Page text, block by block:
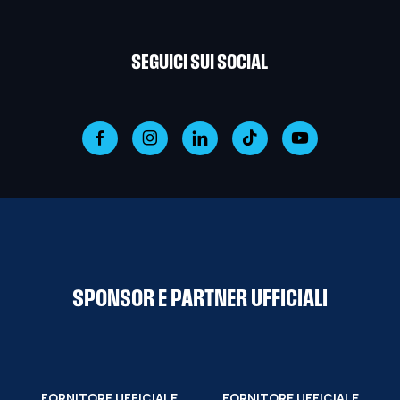
SEGUICI SUI SOCIAL
SPONSOR E PARTNER UFFICIALI